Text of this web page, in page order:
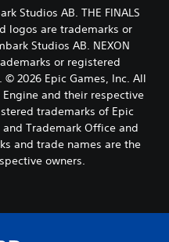
Studios AB. THE FINALS
logos are trademarks or
Studios AB. NEXON
or registered
© 2026 Epic Games, Inc. All
and their respective
trademarks of Epic
and Trademark Office and
and trade names are the
owners.